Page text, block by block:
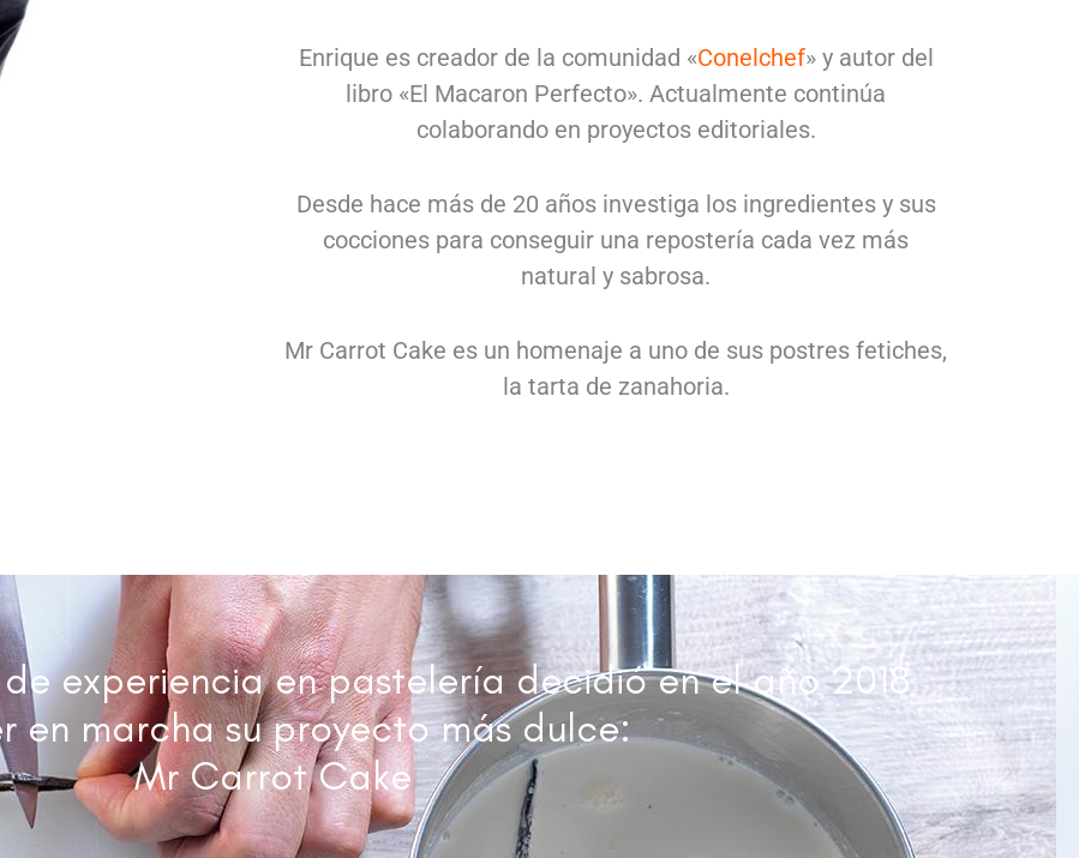
Enrique es creador de la comunidad «Conelchef» y autor del
libro «El Macaron Perfecto». Actualmente continúa
colaborando en proyectos editoriales.
Desde hace más de 20 años investiga los ingredientes y sus
cocciones para conseguir una repostería cada vez más
natural y sabrosa.
Mr Carrot Cake es un homenaje a uno de sus postres fetiches,
la tarta de zanahoria.
experiencia en pastelería decidió en el año 2018
en marcha su proyecto más dulce:
Mr Carrot Cake